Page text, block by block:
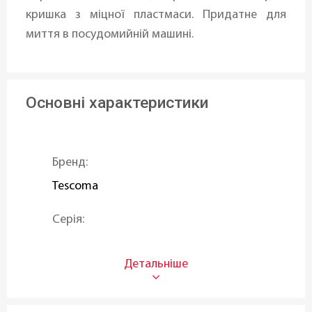
кришка з міцної пластмаси. Придатне для
миття в посудомийній машині.
Основні характеристики
Бренд:
Tescoma
Серія: